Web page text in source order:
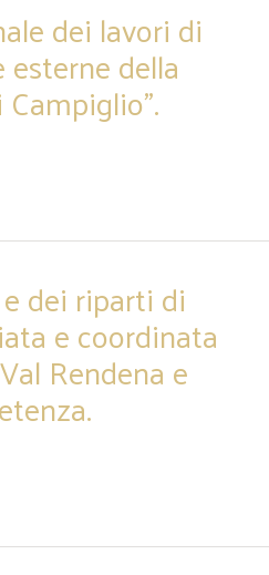
dei lavori di
della
dei riparti di
e coordinata
Rendena e